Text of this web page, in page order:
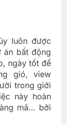
luôn được
án bất động
ngày tốt để
gió, view
trong giới
này hoàn
mã… bởi